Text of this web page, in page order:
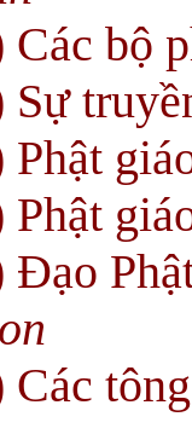
Các bộ
Sự
Phật
Phật
Đạo
Các